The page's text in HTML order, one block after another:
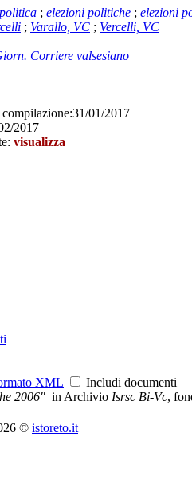
; elezioni politiche ; elezioni
; Varallo, VC ; Vercelli, VC
Corriere valsesiano
31/01/2017
2017
visualizza
XML
Includi documenti
2006" in Archivio Isrsc Bi-Vc,
© istoreto.it